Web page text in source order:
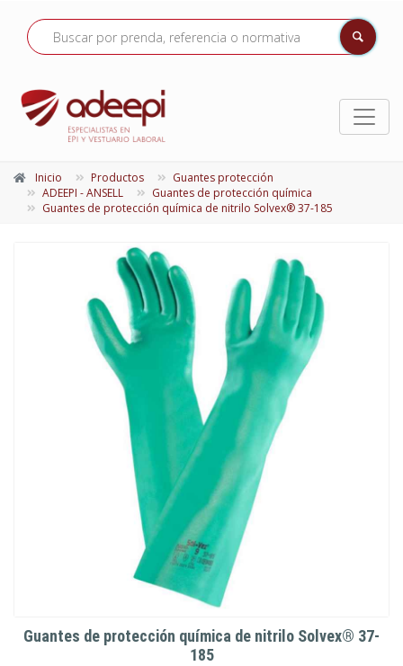
Inicio Productos
Guantes protección
ADEEPI - ANSELL
Guantes de protección química
Guantes de protección química de nitrilo Solvex® 37-185
Guantes de protección química de nitrilo Solvex® 37-
185